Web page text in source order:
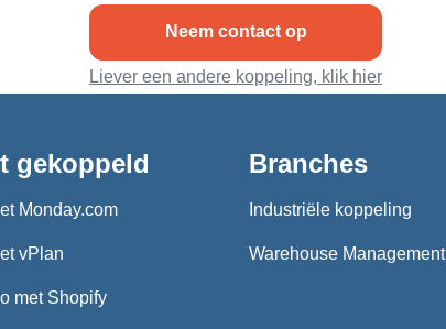
Neem contact op
Liever een andere koppeling, klik hier
gekoppeld
Monday.com
vPlan
met Shopify
Branches
Industriële koppeling
Warehouse Management